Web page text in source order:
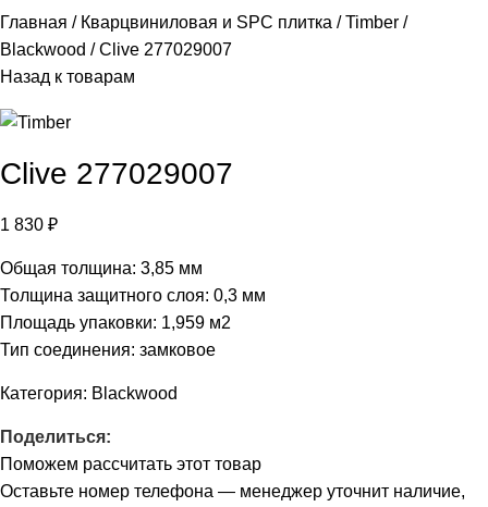
Главная Кварцвиниловая и SPC плитка
Timber
Blackwood
Clive 277029007
Назад к товарам
Clive 277029007
1 830 ₽
Общая толщина: 3,85 мм
Толщина защитного слоя: 0,3 мм
Площадь упаковки: 1,959 м2
Тип соединения: замковое
Категория: Blackwood
Поделиться:
Поможем рассчитать этот товар
Оставьте номер телефона — менеджер уточнит наличие,